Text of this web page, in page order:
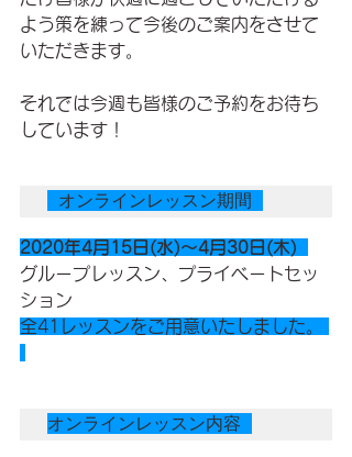
よう策を練って今後のご案内をさせて
いただきます。
それでは今週も皆様のご予約をお待ち
しています！
オンラインレッスン期間
2020年4月15日(水)〜4月30日(木)
グループレッスン、プライベートセッ
ション
全41レッスンをご用意いたしました。
オンラインレッスン内容